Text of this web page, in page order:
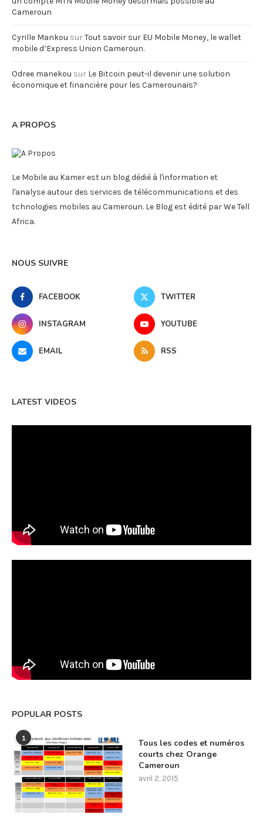
Cameroun
Cyrille Mankou surTout savoir sur EU Mobile Money, le wallet
mobile d’Express Union Cameroun.
Odree manekou sur Le Bitcoin peut-il devenir une solution
économique et financière pour les Camerounais?
A PROPOS
Le Mobile au Kamer est un blog dédié à l'information et
l'analyse autour des services de télécommunications et des
tchnologies mobiles au Cameroun. Le Blog est édité par We Tell
Africa.
NOUS SUIVRE
FACEBOOK TWITTER
INSTAGRAM YOUTUBE
EMAIL RSS
LATEST VIDEOS
POPULAR POSTS
1
Tous les codes et numéros
courts chez Orange
Cameroun
avril 2, 2015